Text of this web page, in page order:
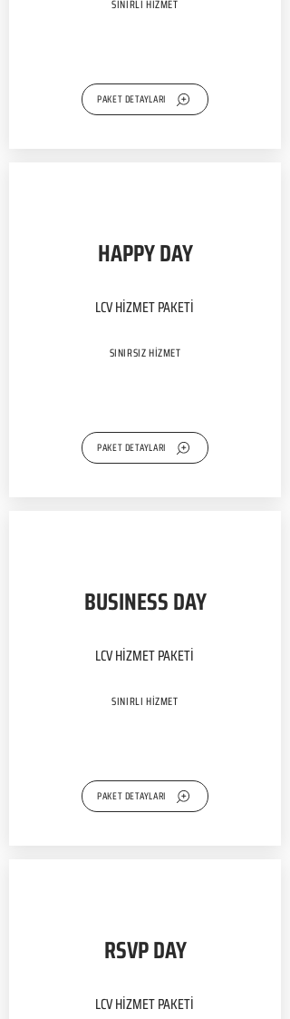
SINIRLI HİZMET
PAKET DETAYLARI
HAPPY DAY
LCV HİZMET PAKETİ
SINIRSIZ HİZMET
PAKET DETAYLARI
BUSINESS DAY
LCV HİZMET PAKETİ
SINIRLI HİZMET
PAKET DETAYLARI
RSVP DAY
LCV HİZMET PAKETİ